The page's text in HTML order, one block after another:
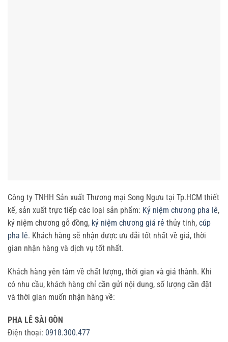
Công ty TNHH Sản xuất Thương mại Song Ngưu tại Tp.HCM thiết
kế, sản xuất trực tiếp các loại sản phẩm: Kỷ niệm chương pha lê,
kỷ niệm chương gỗ đồng, kỷ niệm chương giá rẻ thủy tinh, cúp
pha lê. Khách hàng sẽ nhận được ưu đãi tốt nhất về giá, thời
gian nhận hàng và dịch vụ tốt nhất.
Khách hàng yên tâm về chất lượng, thời gian và giá thành. Khi
có nhu cầu, khách hàng chỉ cần gửi nội dung, số lượng cần đặt
và thời gian muốn nhận hàng về:
PHA LÊ SÀI GÒN
Điện thoại: 0918.300.477